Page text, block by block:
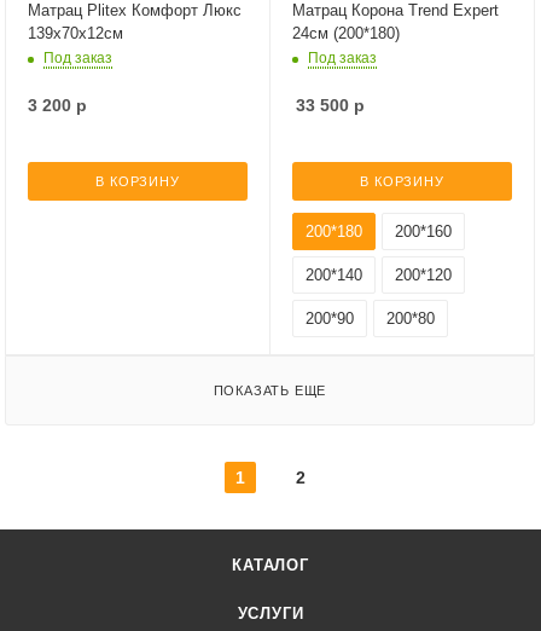
Матрац Plitex Комфорт Люкс
139х70х12см
Под заказ
3 200 р
В КОРЗИНУ
Матрац Корона Trend Expert
24см (200*180)
Под заказ
33 500 р
В КОРЗИНУ
200*180 200*160
200*140 200*120
200*90 200*80
ПОКАЗАТЬ ЕЩЕ
1 2
КАТАЛОГ
УСЛУГИ